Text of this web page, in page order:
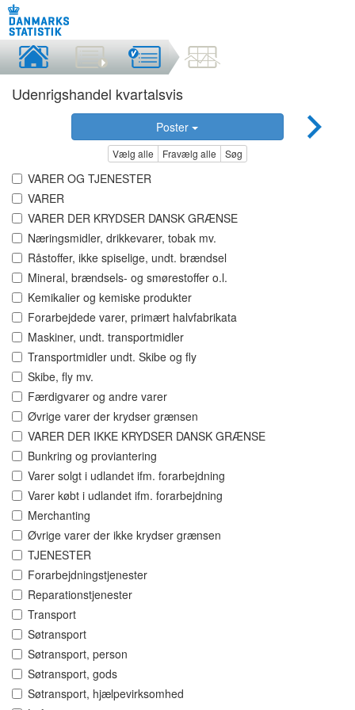
Udenrigshandel kvartalsvis
Poster
Vælg alle Fravælg alle Søg
VARER OG TJENESTER
VARER
VARER DER KRYDSER DANSK GRÆNSE
Næringsmidler, drikkevarer, tobak mv.
Råstoffer, ikke spiselige, undt. brændsel
Mineral, brændsels- og smørestoffer o.l.
Kemikalier og kemiske produkter
Forarbejdede varer, primært halvfabrikata
Maskiner, undt. transportmidler
Transportmidler undt. Skibe og fly
Skibe, fly mv.
Færdigvarer og andre varer
Øvrige varer der krydser grænsen
VARER DER IKKE KRYDSER DANSK GRÆNSE
Bunkring og proviantering
Varer solgt i udlandet ifm. forarbejdning
Varer købt i udlandet ifm. forarbejdning
Merchanting
Øvrige varer der ikke krydser grænsen
TJENESTER
Forarbejdningstjenester
Reparationstjenester
Transport
Søtransport
Søtransport, person
Søtransport, gods
Søtransport, hjælpevirksomhed